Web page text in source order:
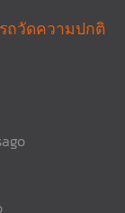
ถวัดความปกติ